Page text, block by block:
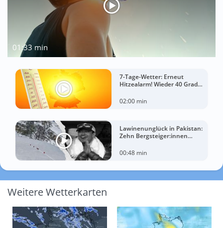
01:33 min
7-Tage-Wetter: Erneut
Hitzealarm! Wieder 40 Grad
02:00 min
Lawinenunglück in Pakistan:
Zehn Bergsteiger:innen
00:48 min
Weitere Wetterkarten